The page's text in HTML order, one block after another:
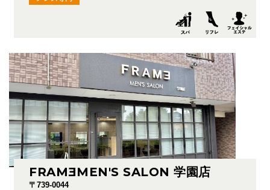
FRAMEMEN'S SALON 学園店
〒739-0044